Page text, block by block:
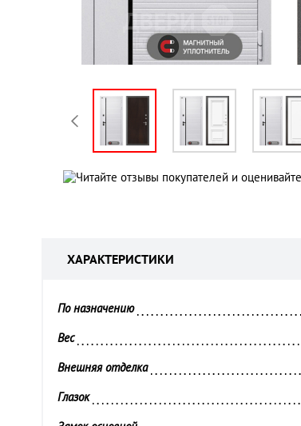
ХАРАКТЕРИСТИКИ
По назначению
Вес
Внешняя отделка
Глазок